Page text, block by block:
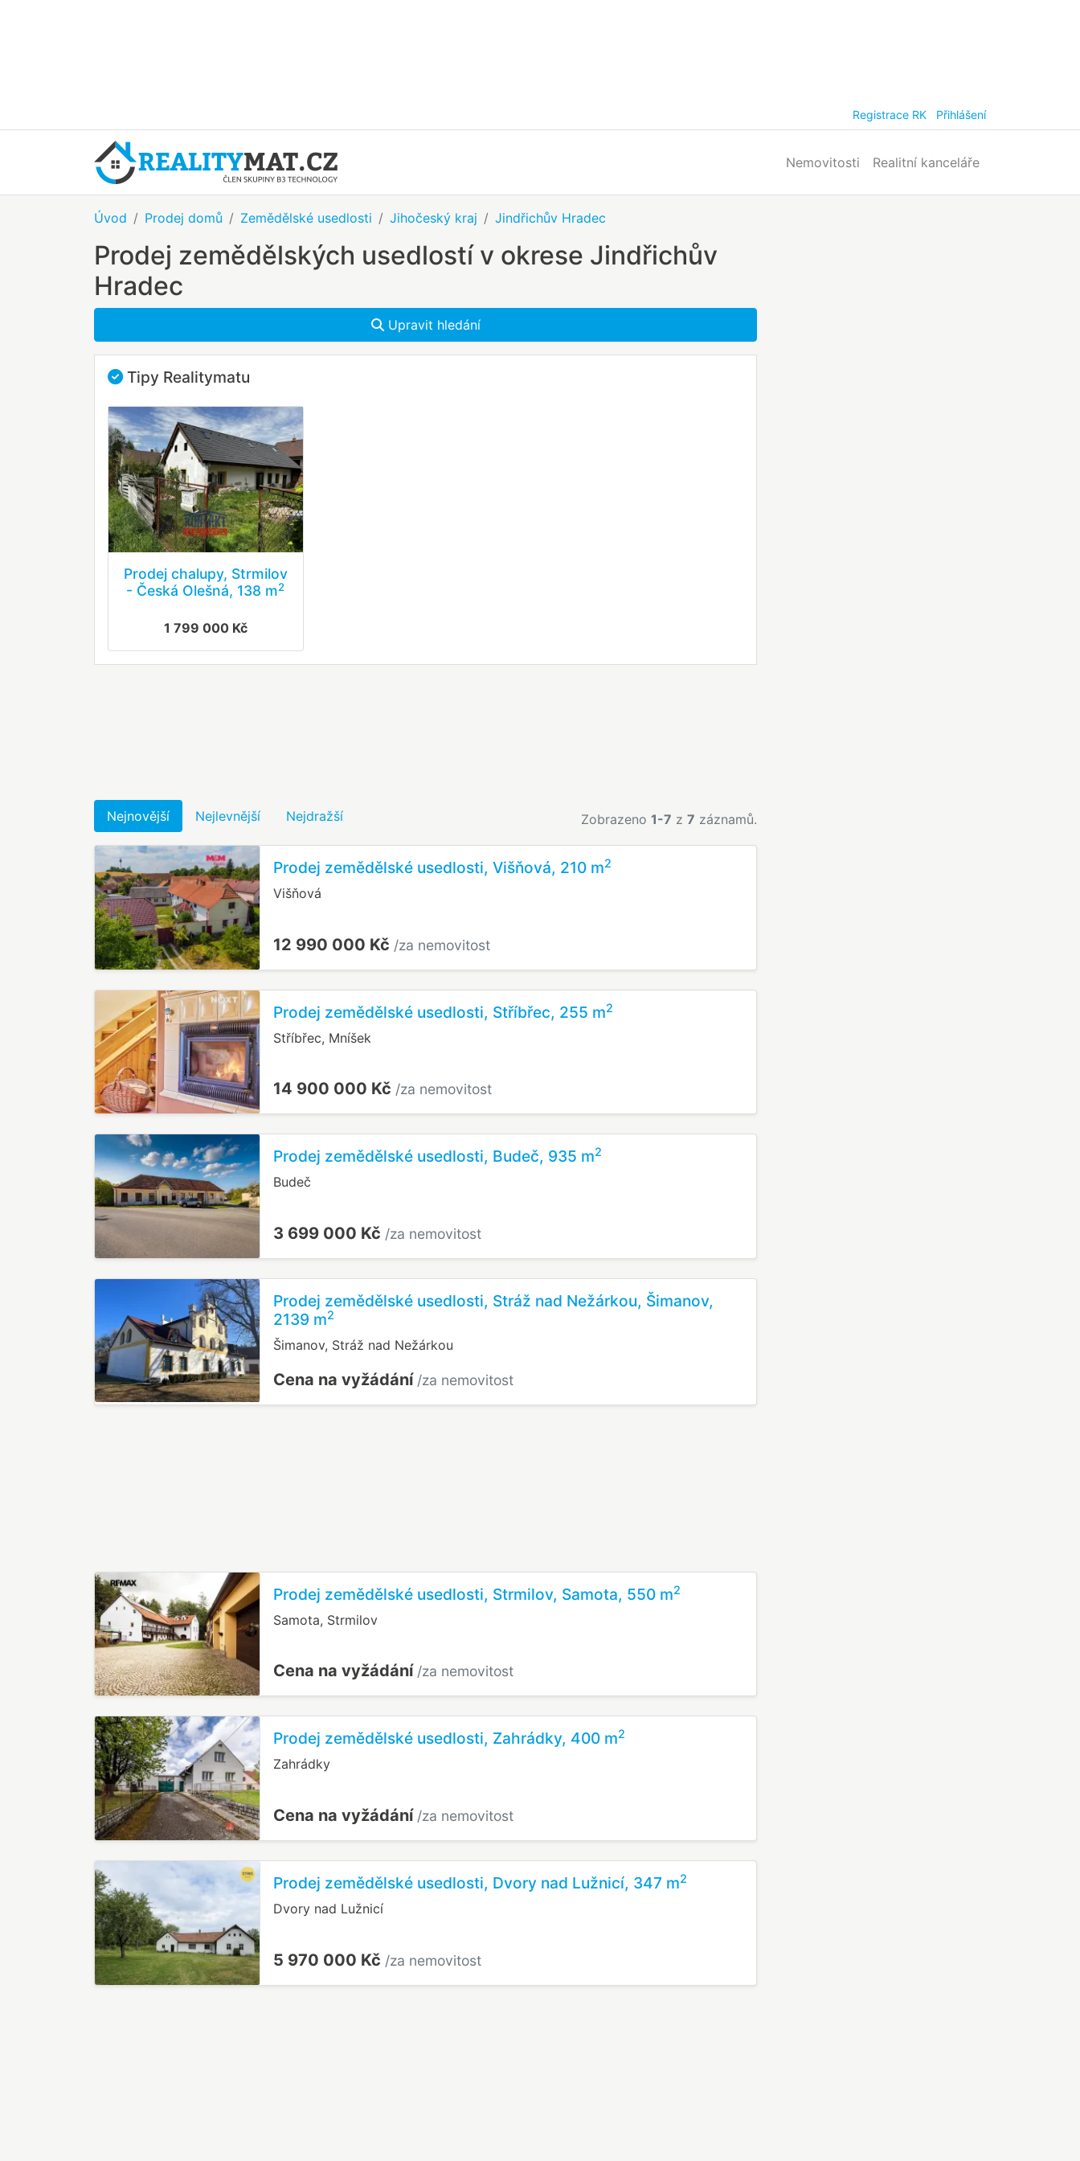
Registrace RK Přihlášení
Nemovitosti Realitní kanceláře
Úvod Prodej domů Zemědělské usedlosti Jihočeský kraj Jindřichův Hradec
Prodej zemědělských usedlostí v okrese Jindřichův
Hradec
Upravit hledání
Tipy Realitymatu
Prodej chalupy, Strmilov
- Česká Olešná, 138 m2
1 799 000 Kč
Nejnovější Nejlevnější Nejdražší Zobrazeno 1-7 z 7 záznamů.
Prodej zemědělské usedlosti, Višňová, 210 m2
Višňová
12 990 000 Kč /za nemovitost
Prodej zemědělské usedlosti, Stříbřec, 255 m2
Stříbřec, Mníšek
14 900 000 Kč /za nemovitost
Prodej zemědělské usedlosti, Budeč, 935 m2
Budeč
3 699 000 Kč /za nemovitost
Prodej zemědělské usedlosti, Stráž nad Nežárkou, Šimanov,
2139 m2
Šimanov, Stráž nad Nežárkou
Cena na vyžádání /za nemovitost
Prodej zemědělské usedlosti, Strmilov, Samota, 550 m2
Samota, Strmilov
Cena na vyžádání /za nemovitost
Prodej zemědělské usedlosti, Zahrádky, 400 m2
Zahrádky
Cena na vyžádání /za nemovitost
Prodej zemědělské usedlosti, Dvory nad Lužnicí, 347 m2
Dvory nad Lužnicí
5 970 000 Kč /za nemovitost